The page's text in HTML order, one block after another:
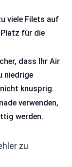
viele Filets auf
Platz für die
dass Ihr Air
niedrige
knusprig.
verwenden,
werden.
zu